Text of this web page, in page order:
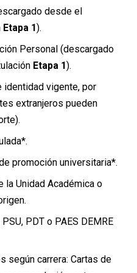
desde el
Etapa 1).
Personal (descargado
Etapa 1).
identidad vigente, por
extranjeros pueden
promoción universitaria*.
la Unidad Académica o
PDT o PAES DEMRE
según carrera: Cartas de